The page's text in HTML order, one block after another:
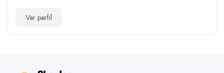
Ver perfil